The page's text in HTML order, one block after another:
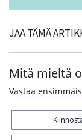
JAA TÄMÄ
Mitä mieltä
Vastaa